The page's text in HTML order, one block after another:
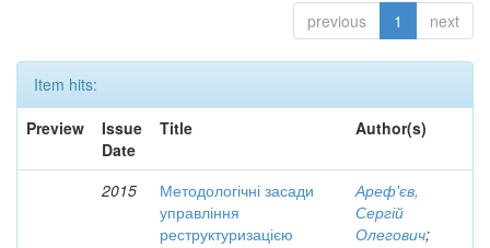
previous 1 next
Item hits:
Preview
Issue
Date
Title Author(s)
2015
Методологічні засади
управління
реструктуризацією
Ареф'єв,
Сергій
Олегович;